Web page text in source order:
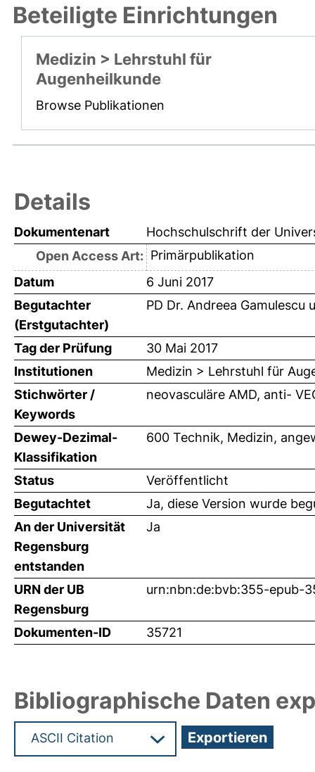
Beteiligte Einrichtungen
Medizin > Lehrstuhl für
Augenheilkunde
Browse Publikationen
Details
Dokumentenart
Hochschulschrift der
Open Access Art: Primärpublikation
Datum
6 Juni 2017
Begutachter
(Erstgutachter)
PD Dr. Andreea Gamulescu
Tag der Prüfung
30 Mai 2017
Institutionen
Medizin > Lehrstuhl für
Stichwörter /
Keywords
neovasculäre AMD, anti-
Dewey-Dezimal-
Klassifikation
600 Technik, Medizin,
Status
Veröffentlicht
Begutachtet
Ja, diese Version wurde
An der Universität
Regensburg
entstanden
Ja
URN der UB
Regensburg
urn:nbn:de:bvb:355-epub-
Dokumenten-ID 35721
Bibliographische Daten